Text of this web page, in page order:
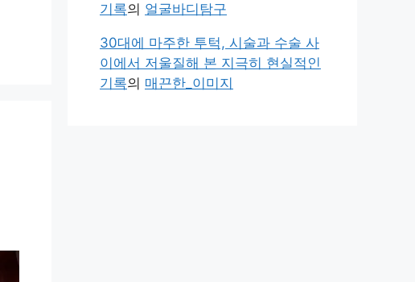
기록의 얼굴바디탐구
30대에 마주한 투턱, 시술과 수술 사
이에서 저울질해 본 지극히 현실적인
기록의 매끈한_이미지